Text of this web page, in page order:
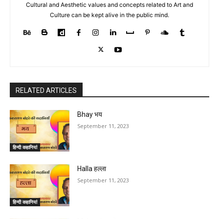
Cultural and Aesthetic values and concepts related to Art and
Culture can be kept alive in the public mind.
RELATED ARTICLES
हिन्दी कहानियां
Bhay भय
September 11, 2023
हिन्दी कहानियां
Halla हल्ला
September 11, 2023